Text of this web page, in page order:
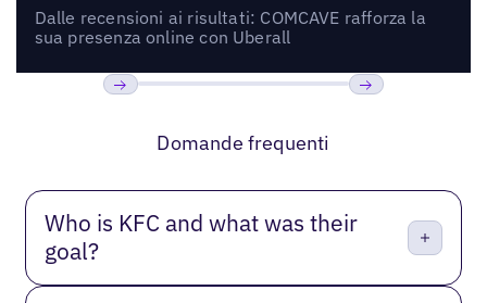
Dalle recensioni ai risultati: COMCAVE rafforza la
sua presenza online con Uberall
Domande frequenti
Who is KFC and what was their
goal?